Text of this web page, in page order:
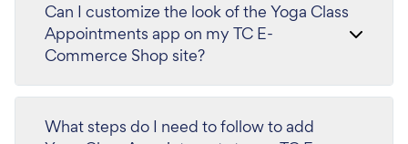
Can I customize the look of the Yoga Class
Appointments app on my TC E-
Commerce Shop site?
What steps do I need to follow to add